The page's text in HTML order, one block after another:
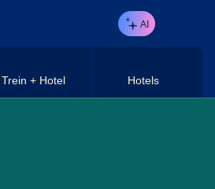
AI
Trein + Hotel Hotels